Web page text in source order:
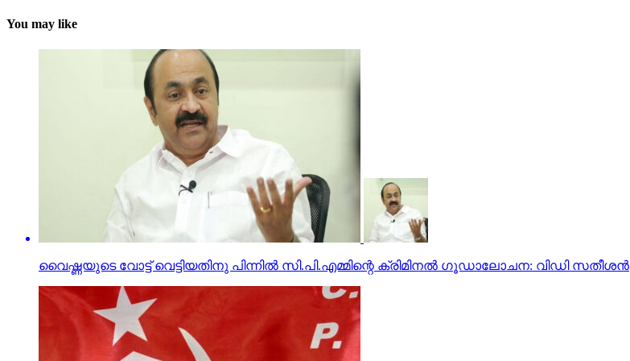
You may like
വൈഷ്ണയുടെ വോട്ട് വെട്ടിയതിനു പിന്നില്‍ സി.പി.എമ്മിന്റെ ക്രിമിനല്‍ ഗൂഡാലോചന: വിഡി സതീശന്‍